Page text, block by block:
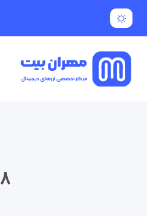
۸ خبر مهم کریپتویی ۱۱ ژوئن ۲۰۲۶ | آیا بازار در آستانه یک تغییر بزرگ قرار دارد؟